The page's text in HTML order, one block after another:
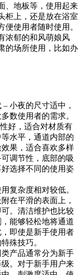
、地板等，使用起来
柜上，还是放在浴室
使用者随时使用。
浓郁的和风萌娘风
的场所使用，比如办
小夜的尺寸适中，
数使用者的需求。
好，适合对材质有
水平，通道内部的
果，适合喜欢多样
调节性，底部的吸
选择不同的使用姿
复杂度相对较低。
在平滑的表面上，
。清洁维护也比较
能够轻松地将通道
即使是新手使用者
殊技巧。
类产品通常分为新手
。对于新手用户来